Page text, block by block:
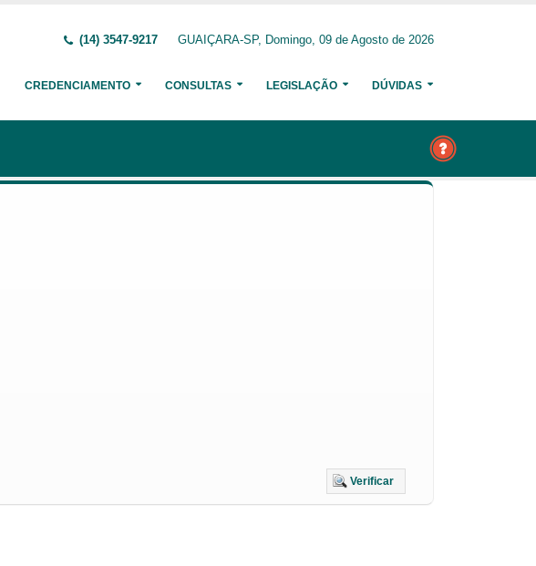
(14) 3547-9217 GUAIÇARA-SP, Domingo, 09 de Agosto de 2026
CREDENCIAMENTO CONSULTAS LEGISLAÇÃO DÚVIDAS
Verificar